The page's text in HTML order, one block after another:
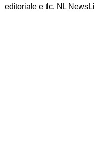
editoriale e tlc. NL